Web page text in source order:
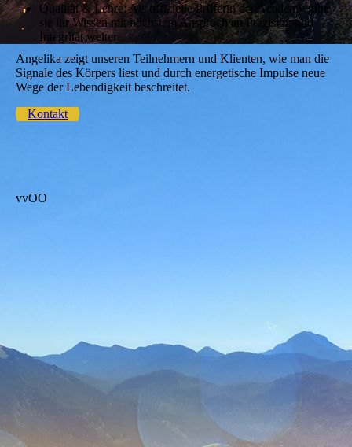
Qualität & Lehre: Als offizielle Prüferin der Academy gibt
sie ihr Wissen mit höchstem Anspruch an Präzision und
Integrität weiter.
Angelika zeigt unseren Teilnehmern und Klienten, wie man die
Signale des Körpers liest und durch energetische Impulse neue
Wege der Lebendigkeit beschreitet.
Kontakt
vvOO